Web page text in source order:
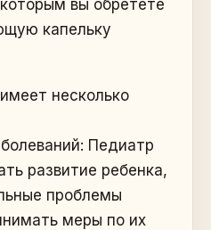
вы обретете
капельку
несколько
Педиатр
развитие ребенка,
проблемы
меры по их